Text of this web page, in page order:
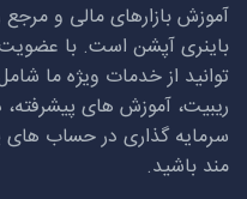
آموزش بازارهای مالی و
باینری آپشن است. با عضویت
توانید از خدمات ویژه ما
ریبیت، آموزش های پیشرفته،
سرمایه گذاری در حساب های
مند باشید.